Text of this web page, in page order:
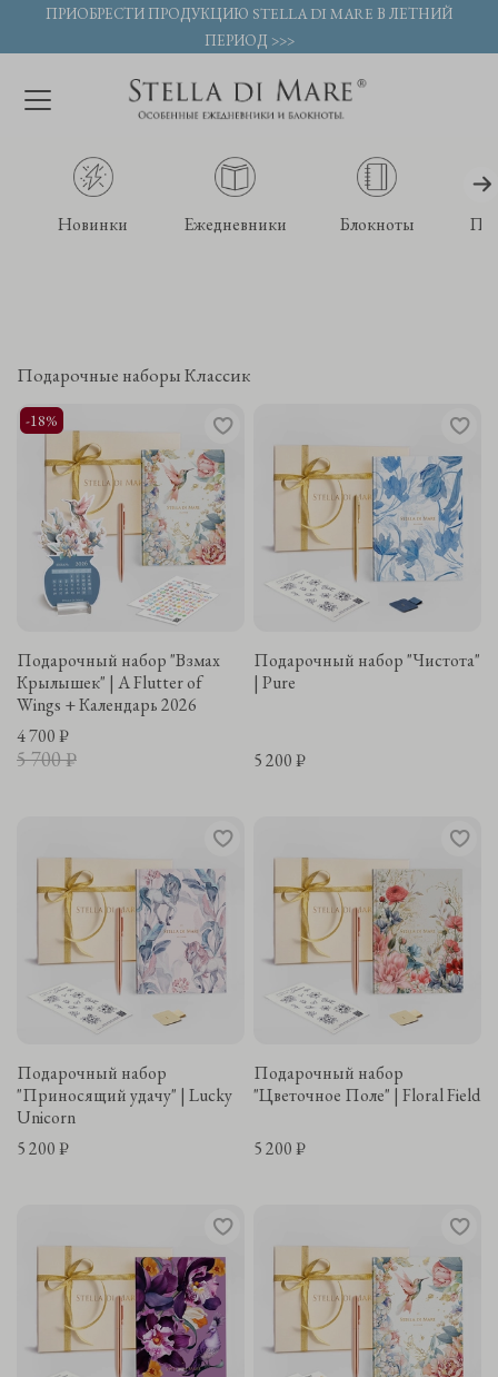
ПРИОБРЕСТИ ПРОДУКЦИЮ STELLA DI MARE В ЛЕТНИЙ
ПЕРИОД >>>
Новинки Ежедневники Блокноты
Подарочные наборы Классик
-18%
Подарочный набор "Взмах
Крылышек" | A Flutter of
Wings + Календарь 2026
4 700 ₽
5 700 ₽
Подарочный набор "Чистота"
| Pure
5 200 ₽
Подарочный набор
"Приносящий удачу" | Lucky
Unicorn
5 200 ₽
Подарочный набор
"Цветочное Поле" | Floral Field
5 200 ₽